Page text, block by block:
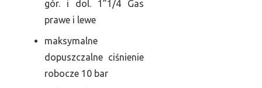
gór. i dol. 1”1/4 Gas
prawe i lewe
maksymalne
dopuszczalne ciśnienie
robocze 10 bar